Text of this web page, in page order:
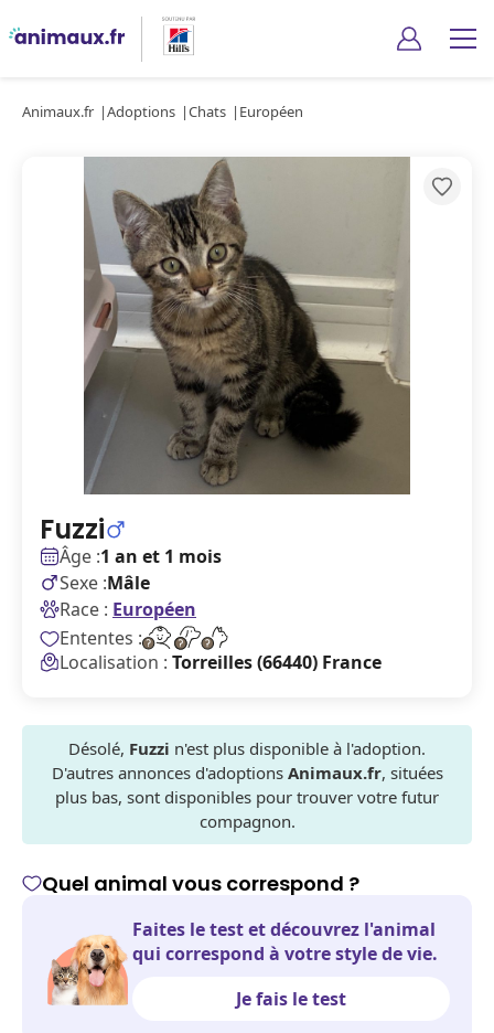
Animaux.fr Adoptions Chats Européen
Fuzzi
Âge :1 an et 1 mois
Sexe :Mâle
Race : Européen
Ententes :
Localisation : Torreilles (66440) France
Désolé, Fuzzi n'est plus disponible à l'adoption.
D'autres annonces d'adoptions Animaux.fr, situées
plus bas, sont disponibles pour trouver votre futur
compagnon.
Quel animal vous correspond ?
Faites le test et découvrez l'animal
qui correspond à votre style de vie.
Je fais le test